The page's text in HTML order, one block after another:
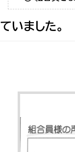
いました。